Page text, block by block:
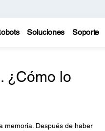
Soluciones Soporte
¿Cómo lo
memoria. Después de haber